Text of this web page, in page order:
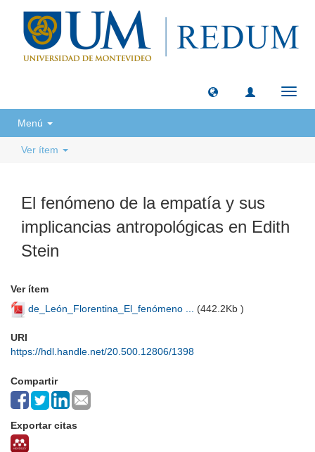
Menú
Ver ítem
El fenómeno de la empatía y sus
implicancias antropológicas en Edith
Stein
Ver ítem
de_León_Florentina_El_fenómeno ... (442.2Kb )
URI
https://hdl.handle.net/20.500.12806/1398
Compartir
Exportar citas